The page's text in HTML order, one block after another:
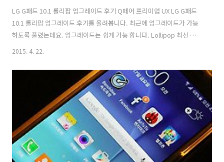
LG G패드 10.1 롤리팝 업그레이드 후기 Q페어 프리미엄 UX LG G패드
10.1 롤리팝 업그레이드 후기를 올려봅니다. 최근에 업그레이드가 가능
하도록 풀렸는데요. 업그레이드는 쉽게 가능 합니다. Lollipop 최신 운영
뒤에 인터페이스 부분이 좀 변경이 되었습니다. 크게 느끼는 부분은 아래
부분에 창전환 버튼이나 홈버튼 뒤로가기 버튼의 모양이 변경되었습니
다. 버전이 올라가면서 오히려 버튼이 플랫해진 느낌으로 가고 있는데요.
좀 더 단순해지고 사용이 편리한 부분을 버튼으로 어필하는 것 같습니다.
LG G패드 10.1 롤리팝 업그레이드는 업데이트 센터에서 쉽게..
2015. 4. 22.